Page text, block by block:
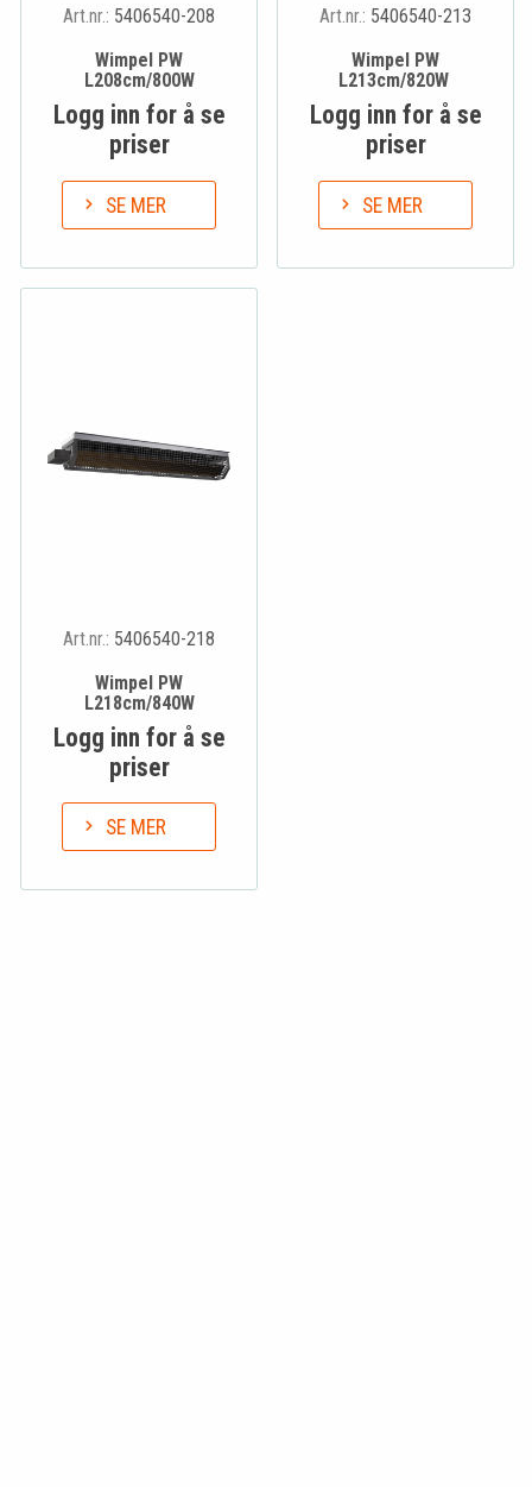
Art.nr.: 5406540-208
Wimpel PW
L208cm/800W
Logg inn for å se
priser
SE MER
Art.nr.: 5406540-213
Wimpel PW
L213cm/820W
Logg inn for å se
priser
SE MER
Art.nr.: 5406540-218
Wimpel PW
L218cm/840W
Logg inn for å se
priser
SE MER